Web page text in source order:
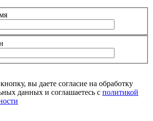
вы даете согласие на обработку
данных и соглашаетесь с политикой